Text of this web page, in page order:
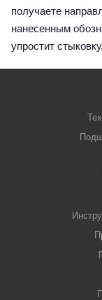
получаете
нанесенным
упростит стыковку.